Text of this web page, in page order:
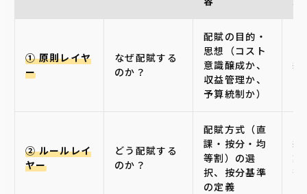
① 原則レイヤ
ー
なぜ配賦する
のか？
配賦の目的・
思想（コスト
意識醸成か、
収益管理か、
予算統制か）
経
② ルールレイ
ヤー
どう配賦する
のか？
配賦方式（直
課・按分・均
等割）の選
択、按分基準
の定義
経
業
部